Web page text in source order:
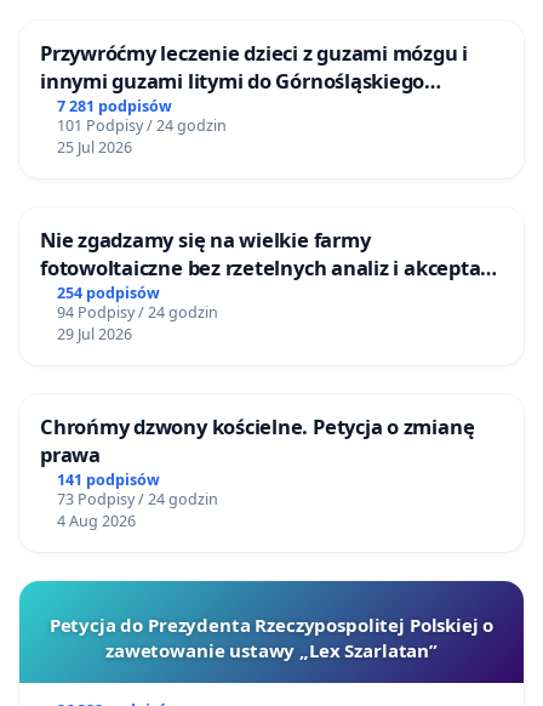
Przywróćmy leczenie dzieci z guzami mózgu i
innymi guzami litymi do Górnośląskiego
Centrum Zdrowia Dziecka w Katowicach
7 281 podpisów
101 Podpisy / 24 godzin
25 Jul 2026
Nie zgadzamy się na wielkie farmy
fotowoltaiczne bez rzetelnych analiz i akceptacji
mieszkańców
254 podpisów
94 Podpisy / 24 godzin
29 Jul 2026
Chrońmy dzwony kościelne. Petycja o zmianę
prawa
141 podpisów
73 Podpisy / 24 godzin
4 Aug 2026
Petycja do Prezydenta Rzeczypospolitej Polskiej o
zawetowanie ustawy „Lex Szarlatan”